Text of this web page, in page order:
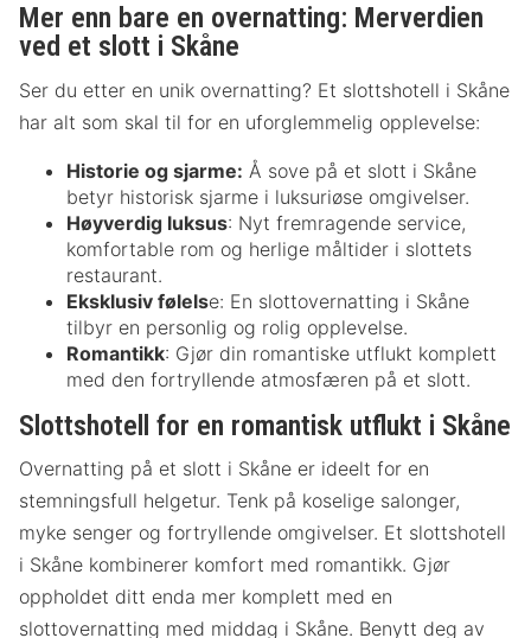
Mer enn bare en overnatting: Merverdien
ved et slott i Skåne
Ser du etter en unik overnatting? Et slottshotell i Skåne
har alt som skal til for en uforglemmelig opplevelse:
Historie og sjarme: Å sove på et slott i Skåne
betyr historisk sjarme i luksuriøse omgivelser.
Høyverdig luksus: Nyt fremragende service,
komfortable rom og herlige måltider i slottets
restaurant.
Eksklusiv følelse: En slottovernatting i Skåne
tilbyr en personlig og rolig opplevelse.
Romantikk: Gjør din romantiske utflukt komplett
med den fortryllende atmosfæren på et slott.
Slottshotell for en romantisk utflukt i Skåne
Overnatting på et slott i Skåne er ideelt for en
stemningsfull helgetur. Tenk på koselige salonger,
myke senger og fortryllende omgivelser. Et slottshotell
i Skåne kombinerer komfort med romantikk. Gjør
oppholdet ditt enda mer komplett med en
slottovernatting med middag i Skåne. Benytt deg av